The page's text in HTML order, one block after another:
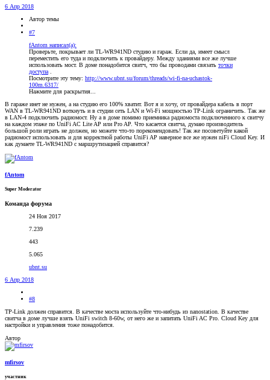
6 Апр 2018
Автор темы
#7
fAntom написал(а):
Проверьте, покрывает ли TL-WR941ND студию и гараж. Если да, имеет смысл
переместить его туда и подключить к провайдеру. Между зданиями все же лучше
использовать мост. В доме понадобится свитч, что бы проводами связать точки
доступа
Посмотрите эту тему: http://www.ubnt.su/forum/threads/wi-fi-na-uchastok-
100m.6317/
Нажмите для раскрытия...
В гараже инет не нужен, а на студию его 100% хватит. Вот я и хочу, от провайдера кабель в порт
WAN в TL-WR941ND воткнуть и в студии сеть LAN и Wi-Fi мощностью TP-Link ограничить. Так же
в LAN-4 подключить радиомост. Ну а в доме помимо приемника радиомоста подключенного к свитчу
на каждом этаже по UniFi AC Lite AP или Pro AP. Что касается свитча, думаю производитель
большой роли играть не должен, но можете что-то порекомендовать! Так же посоветуйте какой
радиомост использовать и для корректной работы UniFi AP наверное все же нужен niFi Cloud Key. И
как думаете TL-WR941ND с маршрутизацией справится?
fAntom
Super Moderator
Команда форума
24 Ноя 2017
7.239
443
5.065
ubnt.su
6 Апр 2018
#8
TP-Link должен справится. В качестве моста используйте что-нибудь из nanostation. В качестве
свитча в доме лучше взять UniFi switch 8-60w, от него же и запитать UniFi AC Pro. Cloud Key для
настройки и управления тоже понадобится.
Автор
mfirsov
участник